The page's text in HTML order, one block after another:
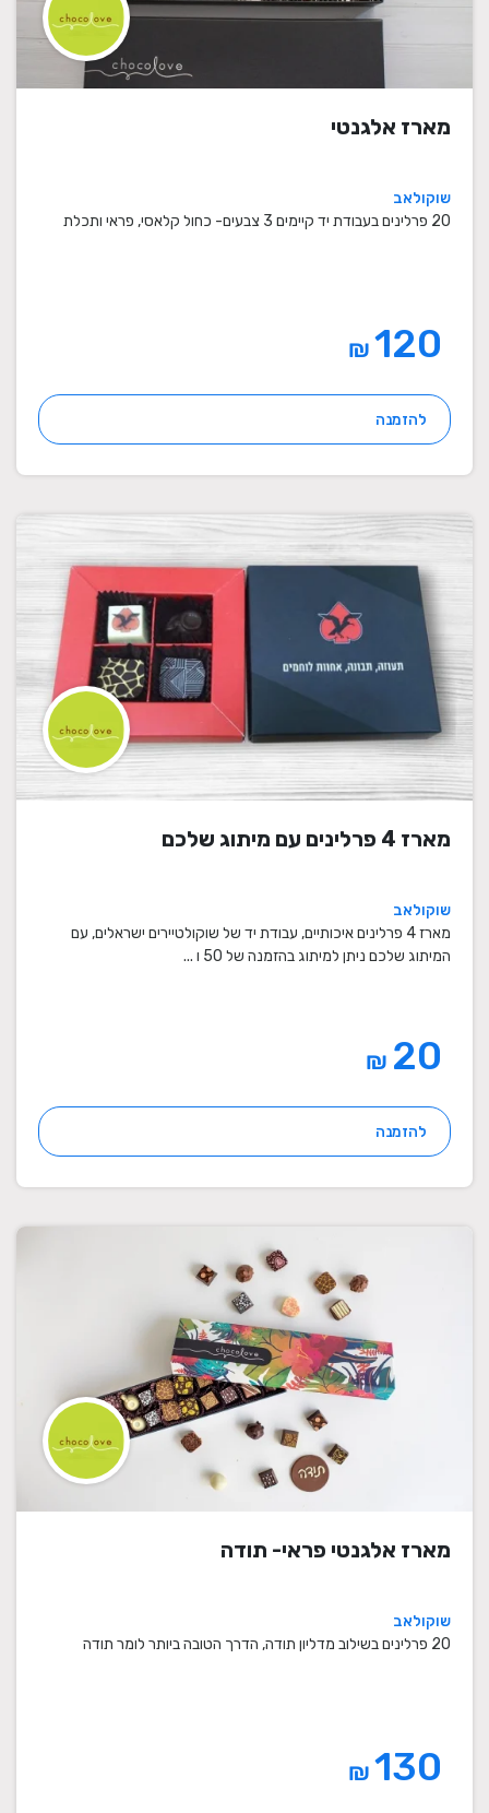
מארז אלגנטי
שוקולאב
20 פרלינים בעבודת יד קיימים 3 צבעים- כחול קלאסי, פראי ותכלת
₪
להזמנה
מארז 4 פרלינים עם מיתוג שלכם
שוקולאב
מארז 4 פרלינים איכותיים, עבודת יד של שוקולטיירים ישראלים, עם
המיתוג שלכם ניתן למיתוג בהזמנה של 50 ו ...
₪
להזמנה
מארז אלגנטי פראי- תודה
שוקולאב
20 פרלינים בשילוב מדליון תודה, הדרך הטובה ביותר לומר תודה
₪